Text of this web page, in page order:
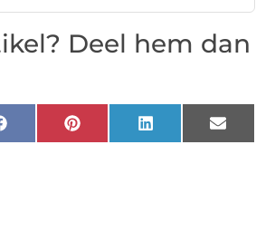
Deel hem dan
FacebookPinterestLinkedIn Email